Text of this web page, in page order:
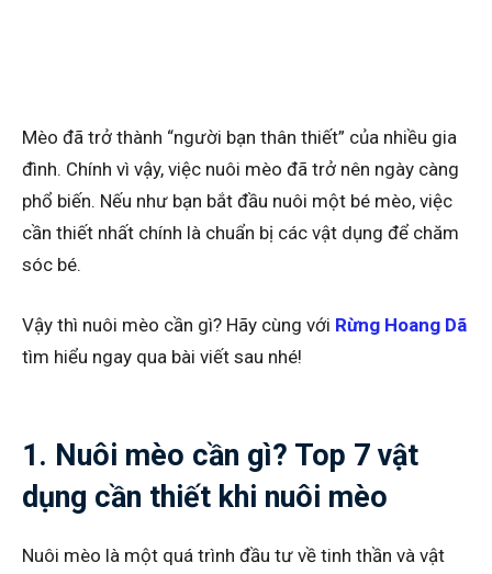
Mèo đã trở thành “người bạn thân thiết” của nhiều gia
đình. Chính vì vậy, việc nuôi mèo đã trở nên ngày càng
phổ biến. Nếu như bạn bắt đầu nuôi một bé mèo, việc
cần thiết nhất chính là chuẩn bị các vật dụng để chăm
sóc bé.
Vậy thì nuôi mèo cần gì? Hãy cùng với Rừng Hoang Dã
tìm hiểu ngay qua bài viết sau nhé!
1. Nuôi mèo cần gì? Top 7 vật
dụng cần thiết khi nuôi mèo
Nuôi mèo là một quá trình đầu tư về tinh thần và vật